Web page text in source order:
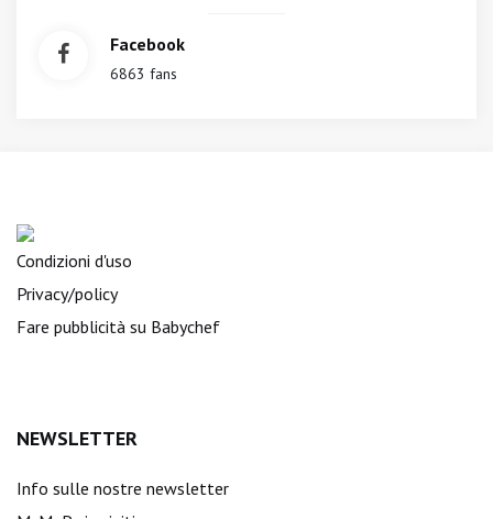
Facebook
6863 fans
Condizioni d'uso
Privacy/policy
Fare pubblicità su Babychef
NEWSLETTER
Info sulle nostre newsletter